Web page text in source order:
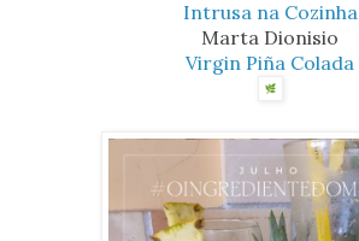
Intrusa na Cozinha
Marta Dionisio
Virgin Piña Colada